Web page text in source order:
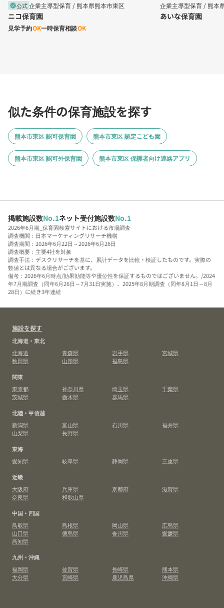
verified公式企業主導型保育 /熊本県熊本市東区
ニコ保育園
見学予約OK一時保育相談OK
企業主導型保育 /熊本
あいな保育園
似た条件の保育施設を探す
熊本市東区 認可保育園 熊本市東区 認定こども園
熊本市東区 認可外保育園 熊本市東区 保護者向け連絡アプリ
掲載施設数No.1ネット受付施設数No.1
2026年6月期_保育園検索サイトにおける市場調査
調査機関：日本マーケティングリサーチ機構
調査期間：2026年6月22日～2026年6月26日
調査概要：主要4社を対象
調査手法：デスクリサーチを基に、累計データを比較・検証したものです。実際の
数値とは異なる場合がございます。
備考：2026年6月時点/効果効能等や優位性を保証するものではございません。/2024
年7月期調査（同年6月26日～7月31日実施）、2025年8月期調査（同年8月1日～8月
28日）に続き3年連続
施設を探す
北海道・東北
北海道
青森県 岩手県
宮城県
秋田県
山形県
福島県
関東
東京都
神奈川県 埼玉県
千葉県
茨城県
栃木県
群馬県
北陸・甲信越
新潟県
富山県 石川県
福井県
山梨県
長野県
東海
愛知県
岐阜県 静岡県
三重県
近畿
大阪府
兵庫県 京都府
滋賀県
奈良県
和歌山県
中国・四国
鳥取県
島根県 岡山県
広島県
山口県
徳島県 香川県
愛媛県
高知県
九州・沖縄
福岡県
佐賀県 長崎県
熊本県
大分県
宮崎県 鹿児島県 沖縄県